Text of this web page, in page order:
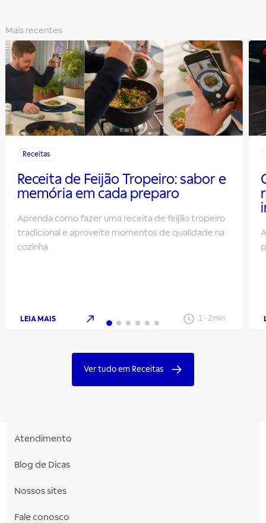
Mais recentes
Receitas
Receita de Feijão Tropeiro: sabor e
memória em cada preparo
Aprenda como fazer uma receita de feijão tropeiro
tradicional e aproveite momentos de qualidade na
cozinha
LEIA MAIS 1- 2 min
Ver tudo em Receitas
Atendimento
Blog de Dicas
Nossos sites
Fale conosco